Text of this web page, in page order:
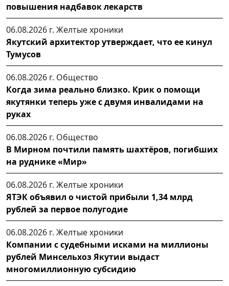
повышения надбавок лекарств
06.08.2026 г. Желтые хроники
Якутский архитектор утверждает, что ее кинул
Тумусов
06.08.2026 г. Общество
Когда зима реально близко. Крик о помощи
якутянки теперь уже с двумя инвалидами на
руках
06.08.2026 г. Общество
В Мирном почтили память шахтёров, погибших
на руднике «Мир»
06.08.2026 г. Желтые хроники
ЯТЭК объявил о чистой прибыли 1,34 млрд
рублей за первое полугодие
06.08.2026 г. Желтые хроники
Компании с судебными исками на миллионы
рублей Минсельхоз Якутии выдаст
многомиллионную субсидию